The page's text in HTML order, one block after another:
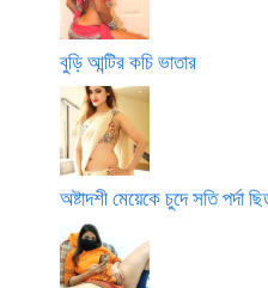
বুড়ি আন্টির কচি ভাতার
অষ্টাদশী মেয়েকে চুদে সতি পর্দা